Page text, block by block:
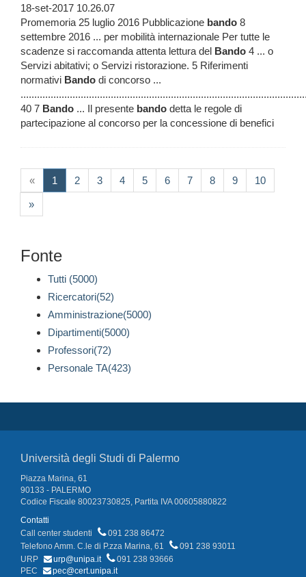
18-set-2017 10.26.07
Promemoria 25 luglio 2016 Pubblicazione bando 8
settembre 2016 ... per mobilità internazionale Per tutte le
scadenze si raccomanda attenta lettura del Bando 4 ... o
Servizi abitativi; o Servizi ristorazione. 5 Riferimenti
normativi Bando di concorso ...
40 7 Bando ... Il presente bando detta le regole di
partecipazione al concorso per la concessione di benefici
« 1 (current)
2 3 4 5 6 7 8 9 10
»
Fonte
Tutti (5000)
Ricercatori(52)
Amministrazione(5000)
Dipartimenti(5000)
Professori(72)
Personale TA(423)
Università degli Studi di Palermo
Piazza Marina, 61
90133 - PALERMO
Codice Fiscale 80023730825, Partita IVA 00605880822
Contatti
Call center studenti
091 238 86472
Telefono Amm. C.le di P.zza Marina, 61
091 238 93011
URP
urp@unipa.it
091 238 93666
PEC
pec@cert.unipa.it